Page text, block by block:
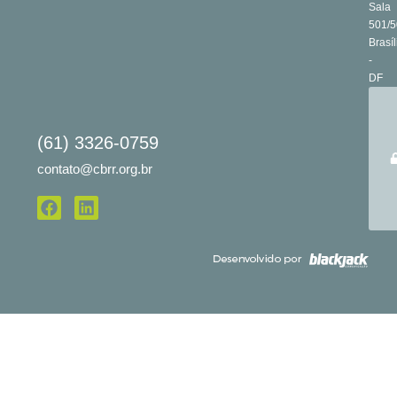
(61) 3326-0759
contato@cbrr.org.br
Sala
501/
-
DF